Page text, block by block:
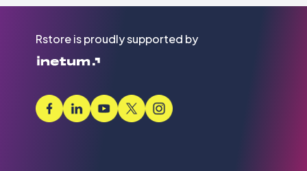
Rstore is proudly supported by